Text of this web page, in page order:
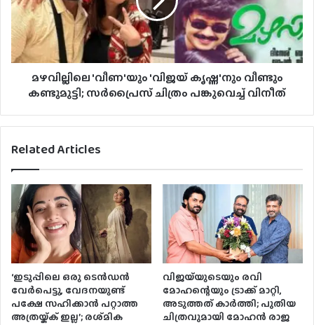
മഴവില്ലിലെ 'വീണ'യും 'വിജയ് കൃഷ്ണ'നും വീണ്ടും
കണ്ടുമുട്ടി; സര്‍പ്രൈസ് ചിത്രം പങ്കുവെച്ച് വിനീത്‌
Related Articles
‘ഇടുപ്പിലെ ഒരു ടെൻഡൻ
വേർപെട്ടു, വേദനയുണ്ട്
പക്ഷേ സഹിക്കാൻ പറ്റാത്ത
അത്രയ്ക്ക് ഇല്ല’; രശ്‌മിക
വിജയ്‌യുടെയും രവി
മോഹന്റെയും ട്രാക്ക് മാറ്റി,
അടുത്തത് കാർത്തി; പുതിയ
ചിത്രവുമായി മോഹൻ രാജ